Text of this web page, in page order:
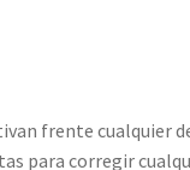
frente cualquier
para corregir